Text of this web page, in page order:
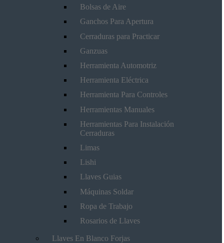
Bolsas de Aire
Ganchos Para Apertura
Cerraduras para Practicar
Ganzuas
Herramienta Automotriz
Herramienta Eléctrica
Herramienta Para Controles
Herramientas Manuales
Herramientas Para Instalación
Cerraduras
Limas
Lishi
Llaves Guias
Máquinas Soldar
Ropa de Trabajo
Rosarios de Llaves
Llaves En Blanco Forjas